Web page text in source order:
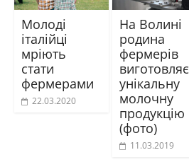
Молоді
італійці
мріють
стати
фермерами
22.03.2020
На Волині
родина
фермерів
виготовляє
унікальну
молочну
продукцію
(фото)
11.03.2019